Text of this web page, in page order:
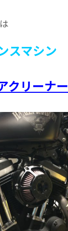
スマシン
クリーナー